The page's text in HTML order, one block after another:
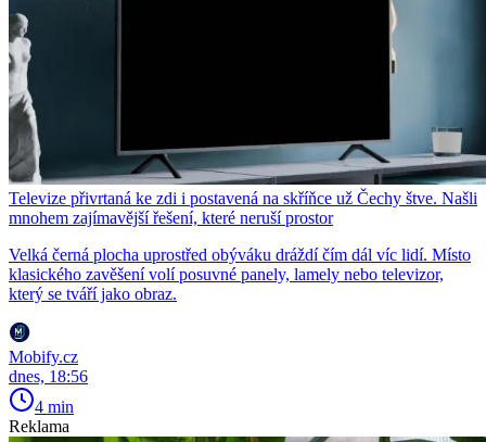
Televize přivrtaná ke zdi i postavená na skříňce už Čechy štve. Našli
mnohem zajímavější řešení, které neruší prostor
Velká černá plocha uprostřed obýváku dráždí čím dál víc lidí. Místo
klasického zavěšení volí posuvné panely, lamely nebo televizor,
který se tváří jako obraz.
Mobify.cz
dnes, 18:56
4 min
Reklama